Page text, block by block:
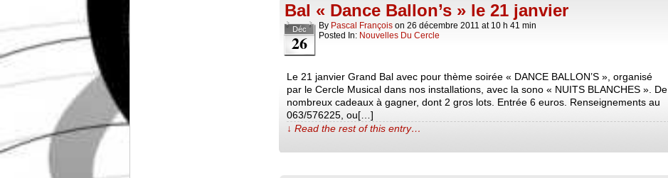
Bal « Dance Ballon’s » le 21 janvier
Déc
26
By Pascal François on 26 décembre 2011 at 10 h 41 min
Posted In: Nouvelles Du Cercle
Le 21 janvier Grand Bal avec pour thème soirée « DANCE BALLON’S », organisé
par le Cercle Musical dans nos installations, avec la sono « NUITS BLANCHES ». De
nombreux cadeaux à gagner, dont 2 gros lots. Entrée 6 euros. Renseignements au
063/576225, ou[…]
↓ Read the rest of this entry…